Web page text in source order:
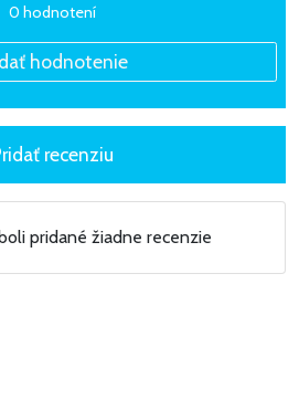
0 hodnotení
pridané žiadne recenzie